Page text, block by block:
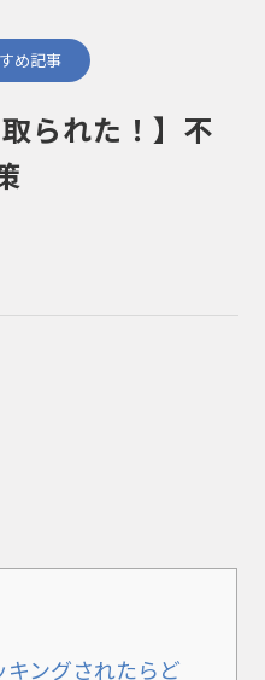
め記事
られた！】不
ングされたらど